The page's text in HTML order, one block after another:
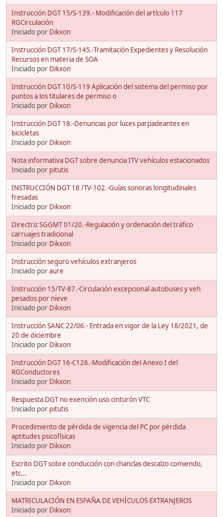
Instrucción DGT 15/S-139.- Modificación del artículo 117
RGCirculación
Iniciado por Dikxon
Instrucción DGT 17/S-145.-Tramitación Expedientes y Resolución
Recursos en materia de SOA
Iniciado por Dikxon
Instrucción DGT 10/S-119 Aplicación del sistema del permiso por
puntos a los titulares de permiso o
Iniciado por Dikxon
Instrucción DGT 18.-Denuncias por luces parpadeantes en
bicicletas
Iniciado por Dikxon
Nota informativa DGT sobre denuncia ITV vehículos estacionados
Iniciado por pitutis
INSTRUCCIÓN DGT 18 /TV-102.-Guías sonoras longitudinales
fresadas
Iniciado por Dikxon
Directriz SGGMT 01/20.-Regulación y ordenación del tráfico
carruajes tradicional
Iniciado por Dikxon
Instrucción seguro vehículos extranjeros
Iniciado poraure
Instrucción 15/TV-87.-Circulación excepcional autobuses y veh
pesados por nieve
Iniciado por Dikxon
Instrucción SANC 22/06.- Entrada en vigor de la Ley 18/2021, de
20 de diciembre
Iniciado por Dikxon
Instrucción DGT 16-C126.-Modificación del Anexo I del
RGConductores
Iniciado por Dikxon
Respuesta DGT no exención uso cinturón VTC
Iniciado por pitutis
Procedimiento de pérdida de vigencia del PC por pérdida
aptitudes psicofísicas
Iniciado por Dikxon
Escrito DGT sobre conducción con chanclas descalzo comiendo,
etc...
Iniciado por Dikxon
MATRICULACIÓN EN ESPAÑA DE VEHÍCULOS EXTRANJEROS
Iniciado por Dikxon